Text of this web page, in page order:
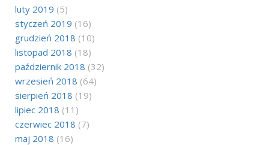
luty 2019 (5)
styczeń 2019 (16)
grudzień 2018 (10)
listopad 2018 (18)
październik 2018 (32)
wrzesień 2018 (64)
sierpień 2018 (19)
lipiec 2018 (11)
czerwiec 2018 (7)
maj 2018 (16)